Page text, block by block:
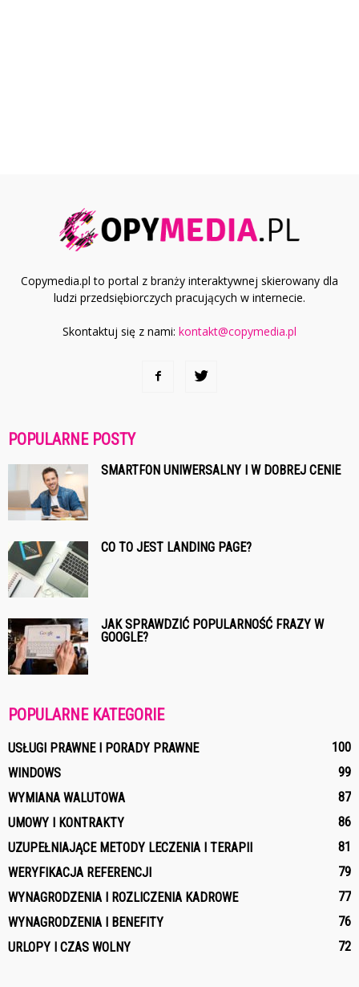
Copymedia.pl to portal z branży interaktywnej skierowany dla
ludzi przedsiębiorczych pracujących w internecie.
Skontaktuj się z nami: kontakt@copymedia.pl
POPULARNE POSTY
SMARTFON UNIWERSALNY I W DOBREJ CENIE
CO TO JEST LANDING PAGE?
JAK SPRAWDZIĆ POPULARNOŚĆ FRAZY W
GOOGLE?
POPULARNE KATEGORIE
USŁUGI PRAWNE I PORADY PRAWNE
100
WINDOWS
99
WYMIANA WALUTOWA
87
UMOWY I KONTRAKTY
86
UZUPEŁNIAJĄCE METODY LECZENIA I TERAPII
81
WERYFIKACJA REFERENCJI
79
WYNAGRODZENIA I ROZLICZENIA KADROWE
77
WYNAGRODZENIA I BENEFITY
76
URLOPY I CZAS WOLNY
72